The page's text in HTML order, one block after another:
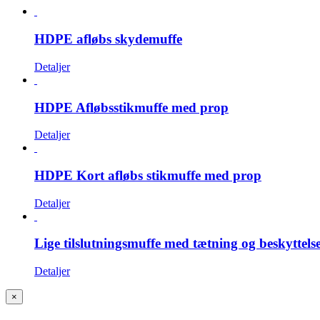
HDPE afløbs skydemuffe
Detaljer
HDPE Afløbsstikmuffe med prop
Detaljer
HDPE Kort afløbs stikmuffe med prop
Detaljer
Lige tilslutningsmuffe med tætning og
Detaljer
Close
product
×